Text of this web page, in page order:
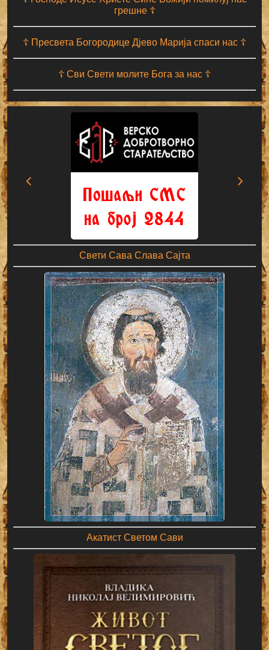
грешне ☦
☦ Пресвета Богородице Дјево Марија спаси нас ☦
☦ Сви Свети молите Бога за нас ☦
Свети Сава Слава Сајта
Акатист Светом Сави